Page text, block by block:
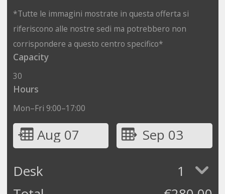
*Tutte le immagini mostrate in questa offerta si
riferiscono alle nostre sedi ma potrebbero non
corrispondere a questo centro specifico*
Capacity
30
Hours
Mon–Fri 9:00–17:00
Aug 07
Sep 03
Desk
1